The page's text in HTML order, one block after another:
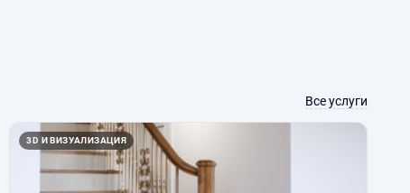
Все услуги
3D И ВИЗУАЛИЗАЦИЯ